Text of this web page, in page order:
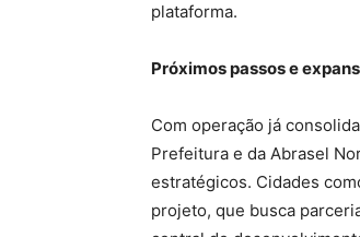
plataforma.
Próximos passos e
Com operação já
Prefeitura e da Abrasel
estratégicos. Cidades
projeto, que busca